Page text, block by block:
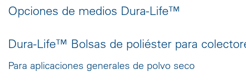
Opciones de medios Dura-Life™
Dura-Life™ Bolsas de poliéster para
Para aplicaciones generales de polvo seco